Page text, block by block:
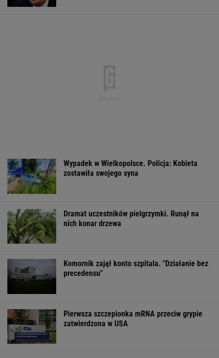
Wypadek w Wielkopolsce. Policja: Kobieta
zostawiła swojego syna
Dramat uczestników pielgrzymki. Runął na
nich konar drzewa
Komornik zajął konto szpitala. "Działanie bez
precedensu"
Pierwsza szczepionka mRNA przeciw grypie
zatwierdzona w USA